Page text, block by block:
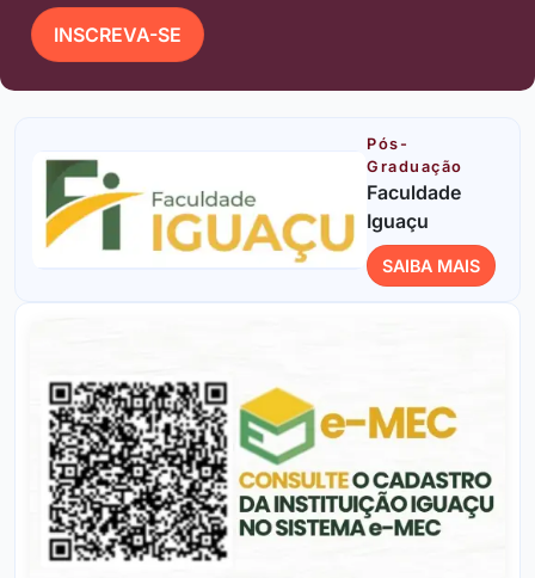
INSCREVA-SE
Pós-
Graduação
Faculdade
Iguaçu
SAIBA MAIS